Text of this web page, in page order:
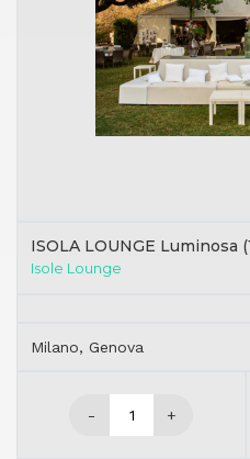
ISOLA LOUNGE Luminosa
Isole Lounge
Milano, Genova
- +